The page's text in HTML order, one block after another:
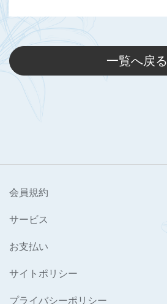
一覧へ戻る
会員規約
サービス
お支払い
サイトポリシー
プライバシーポリシー